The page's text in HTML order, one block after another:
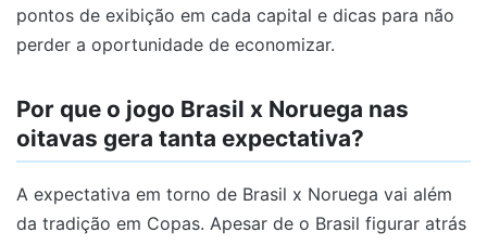
pontos de exibição em cada capital e dicas para não
perder a oportunidade de economizar.
Por que o jogo Brasil x Noruega nas
oitavas gera tanta expectativa?
A expectativa em torno de Brasil x Noruega vai além
da tradição em Copas. Apesar de o Brasil figurar atrás